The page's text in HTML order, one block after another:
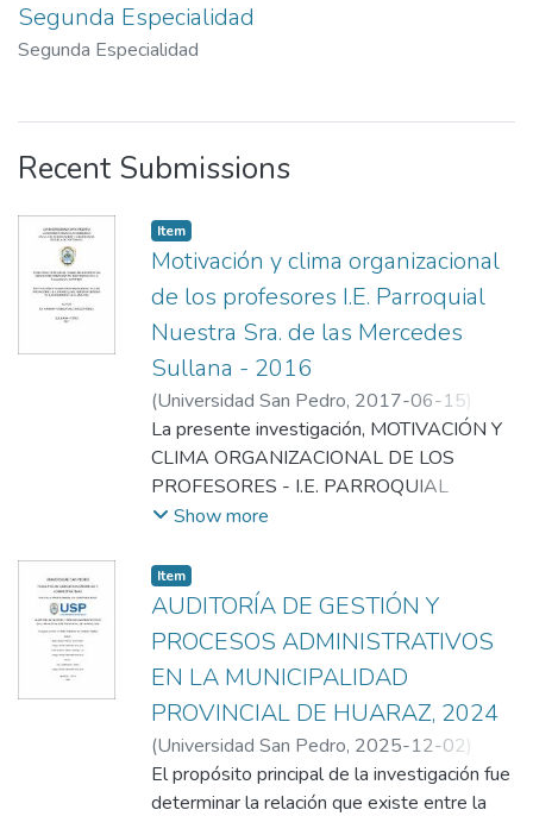
Segunda Especialidad
Segunda Especialidad
Recent Submissions
Item
Motivación y clima organizacional
de los profesores I.E. Parroquial
Nuestra Sra. de las Mercedes
Sullana - 2016
(Universidad San Pedro, 2017-06-15)
Valdiviezo Perez, Karina Tomasa;Puño
Lecarnaque, Napoleon Napoleon
La presente investigación, MOTIVACIÓN Y
CLIMA ORGANIZACIONAL DE LOS
PROFESORES - I.E. PARROQUIAL
NUESTRA SEÑORA DE LAS MERCEDES
propósito de verificar si el Clima
Organizacional de los profesores estaba
siendo influenciado por los niveles de
motivación existentes en la Institución
Educativa. Se planteó un diseño de tipo
Descriptivo, No Experimental,
Transceccional, Correlacional; usando como
población y muestra a los 43 profesores
existentes de los tres niveles educativos:
Show more
Item
AUDITORÍA DE GESTIÓN Y
PROCESOS ADMINISTRATIVOS
EN LA MUNICIPALIDAD
PROVINCIAL DE HUARAZ, 2024
(Universidad San Pedro, 2025-12-02)
Espinoza Patricio, Enrique Luis;Luis
Menacho, Jessica Jessica
El propósito principal de la investigación fue
determinar la relación que existe entre la